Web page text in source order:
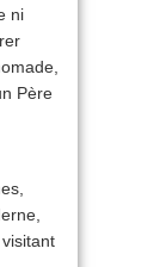
ni
Père